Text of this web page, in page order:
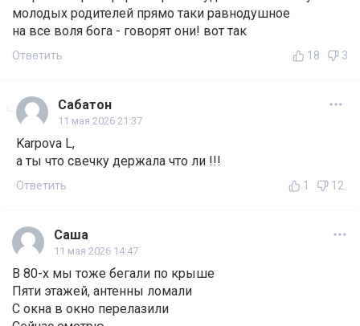
молодых родителей прямо таки равнодушное
на все воля бога - говорят они! вот так
Ответить 18 3
Сабатон
11 мая 2026 21:37
Karpova L,
а ты что свечку держала что ли !!!
Ответить 1 12
Саша
11 мая 2026 14:47
В 80-х мы тоже бегали по крыше
Пяти этажей, антенны ломали
С окна в окно перелазили